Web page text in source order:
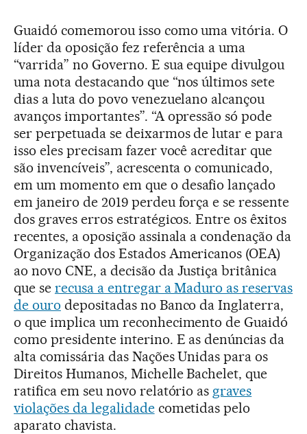
Guaidó comemorou isso como uma vitória. O
líder da oposição fez referência a uma
“varrida” no Governo. E sua equipe divulgou
uma nota destacando que “nos últimos sete
dias a luta do povo venezuelano alcançou
avanços importantes”. “A opressão só pode
ser perpetuada se deixarmos de lutar e para
isso eles precisam fazer você acreditar que
são invencíveis”, acrescenta o comunicado,
em um momento em que o desafio lançado
em janeiro de 2019 perdeu força e se ressente
dos graves erros estratégicos. Entre os êxitos
recentes, a oposição assinala a condenação da
Organização dos Estados Americanos (OEA)
ao novo CNE, a decisão da Justiça britânica
que se recusa a entregar a Maduro as reservas
de ouro depositadas no Banco da Inglaterra,
o que implica um reconhecimento de Guaidó
como presidente interino. E as denúncias da
alta comissária das Nações Unidas para os
Direitos Humanos, Michelle Bachelet, que
ratifica em seu novo relatório as graves
violações da legalidadecometidas pelo
aparato chavista.